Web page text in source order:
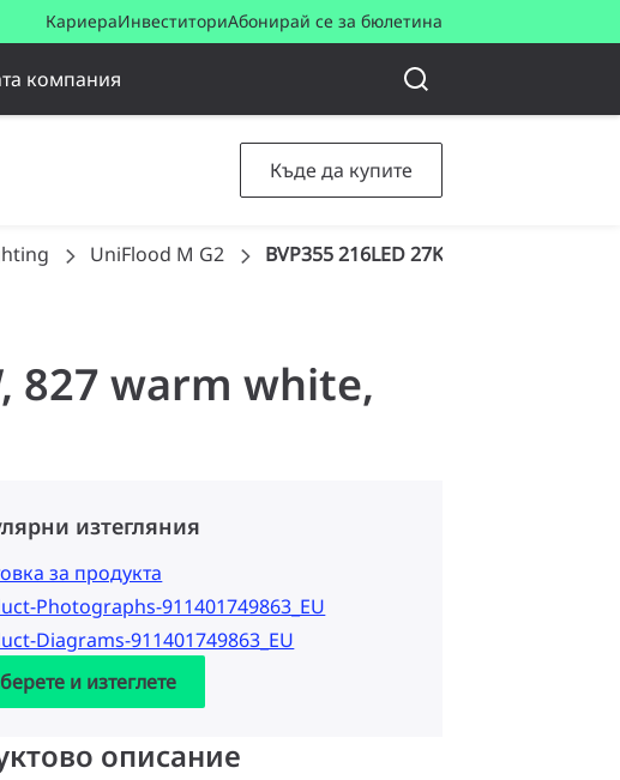
КариераИнвеститориАбонирай се за бюлетина
компания
Къде да купите
UniFlood M G2 BVP355 216LED 27K 220V L57 15 DMX
827 warm white,
изтегляния
за продукта
Photographs-911401749863_EU
Diagrams-911401749863_EU
и изтеглете
описание